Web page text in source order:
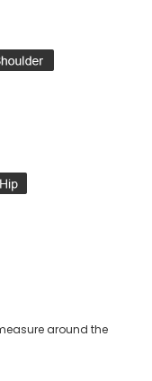
around the